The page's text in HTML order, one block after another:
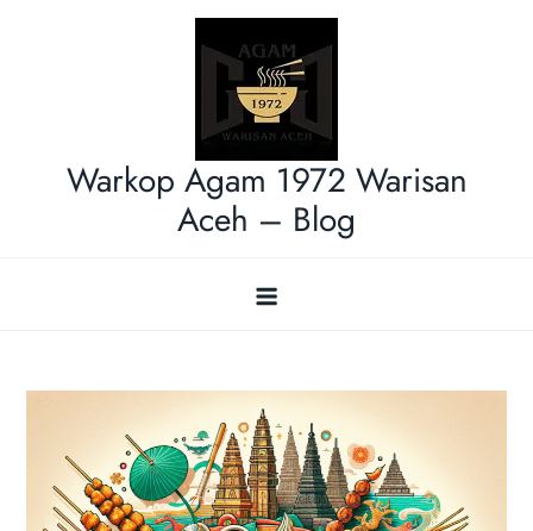
Warkop Agam 1972 Warisan
Aceh – Blog